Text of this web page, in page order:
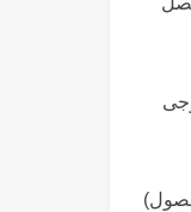
بقلم لوجى